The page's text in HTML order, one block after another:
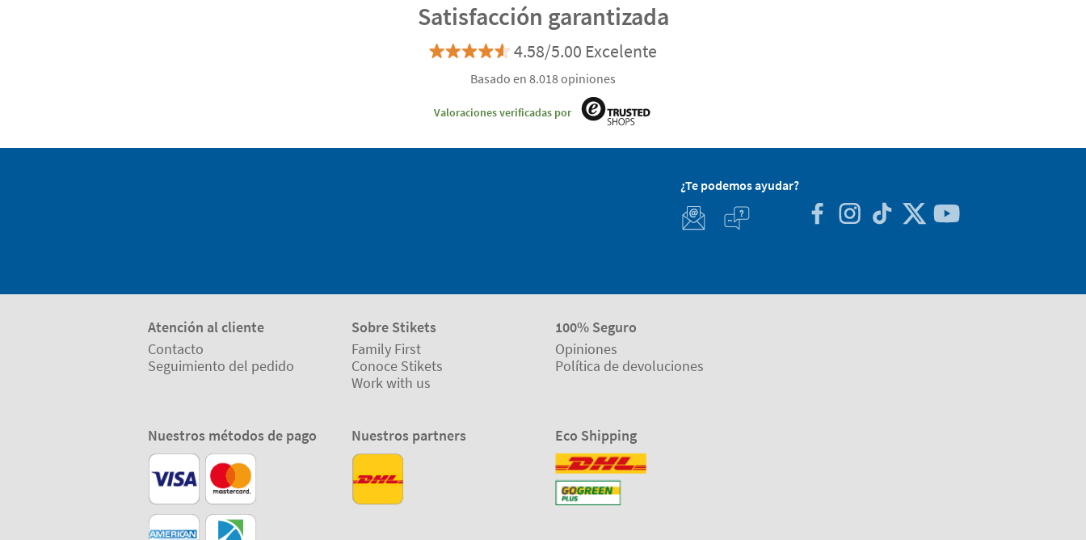
Satisfacción garantizada
4.58/5.00 Excelente
Basado en 8.018 opiniones
Valoraciones verificadas por
¿Te podemos ayudar?
Atención al cliente
Contacto
Seguimiento del pedido
Sobre Stikets
Family First
Conoce Stikets
Work with us
100% Seguro
Opiniones
Política de devoluciones
Nuestros métodos de pago Nuestros partners Eco Shipping